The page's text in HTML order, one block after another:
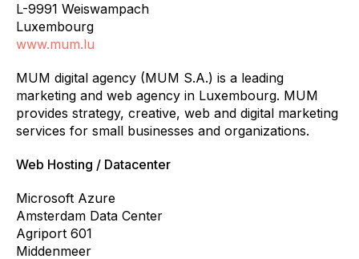
L-9991 Weiswampach
Luxembourg
www.mum.lu
MUM digital agency (MUM S.A.) is a leading
marketing and web agency in Luxembourg. MUM
provides strategy, creative, web and digital marketing
services for small businesses and organizations.
Web Hosting / Datacenter
Microsoft Azure
Amsterdam Data Center
Agriport 601
Middenmeer